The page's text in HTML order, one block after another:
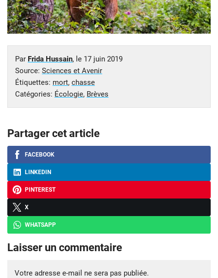
Par Frida Hussain, le 17 juin 2019
Source: Sciences et Avenir
Étiquettes: mort, chasse
Catégories: Écologie, Brèves
Partager cet article
FACEBOOK
LINKEDIN
PINTEREST
X
WHATSAPP
Laisser un commentaire
Votre adresse e-mail ne sera pas publiée.